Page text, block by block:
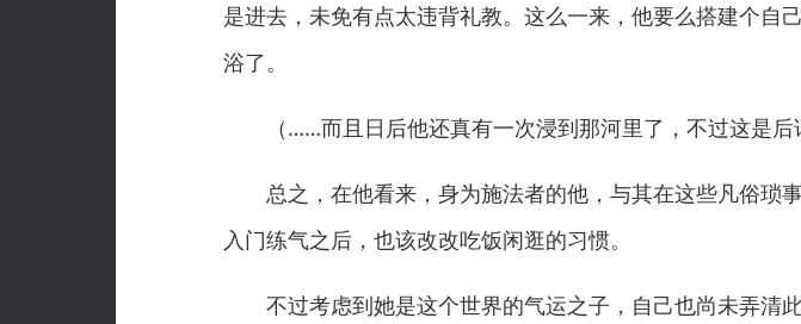
是进去，未免有点太违背礼教。这么一来，他要么搭建个自
浴了。
（……而且日后他还真有一次浸到那河里了，不过这是后
总之，在他看来，身为施法者的他，与其在这些凡俗琐
入门练气之后，也该改改吃饭闲逛的习惯。
不过考虑到她是这个世界的气运之子，自己也尚未弄清